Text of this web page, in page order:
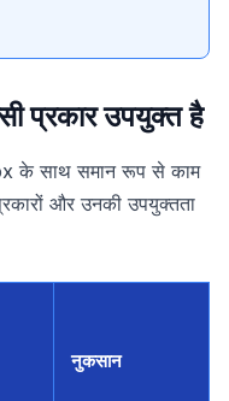
प्रकार उपयुक्त है
के साथ समान रूप से काम
और उनकी उपयुक्तता
नुकसान